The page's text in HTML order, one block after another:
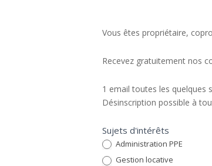
Vous êtes propriétaire,
Recevez gratuitement nos
1 email toutes les quelques
Désinscription possible à
Sujets d'intérêts
Administration PPE
Gestion locative